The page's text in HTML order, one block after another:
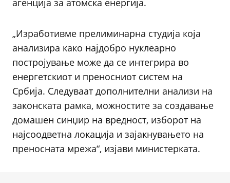
агенција за атомска енергија.
„Изработивме прелиминарна студија која
анализира како најдобро нуклеарно
постројување може да се интегрира во
енергетскиот и преносниот систем на
Србија. Следуваат дополнителни анализи на
законската рамка, можностите за создавање
домашен синџир на вредност, изборот на
најсоодветна локација и зајакнувањето на
преносната мрежа“, изјави министерката.